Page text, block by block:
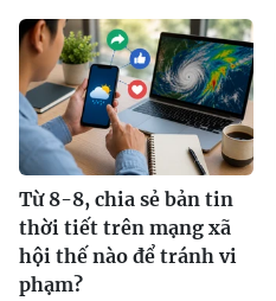
Từ 8-8, chia sẻ bản tin
thời tiết trên mạng xã
hội thế nào để tránh vi
phạm?